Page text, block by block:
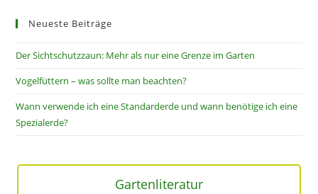
Neueste Beiträge
Der Sichtschutzzaun: Mehr als nur eine Grenze im Garten
Vogelfüttern – was sollte man beachten?
Wann verwende ich eine Standarderde und wann benötige ich eine
Spezialerde?
Gartenliteratur